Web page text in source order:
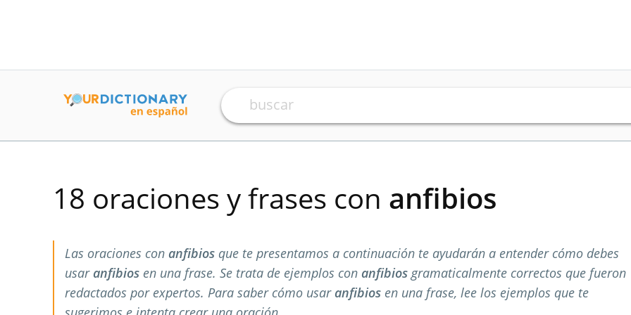
18 oraciones y frases con anfibios
Las oraciones con anfibios que te presentamos a continuación te ayudarán a entender cómo debes
usaranfibios en una frase. Se trata de ejemplos con anfibiosgramaticalmente correctos que fueron
redactados por expertos. Para saber cómo usaranfibios en una frase, lee los ejemplos que te